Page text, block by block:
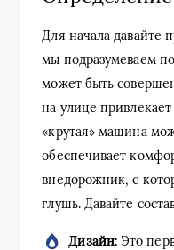
Для начала давайте
мы подразумеваем
может быть
на улице
«крутая» машина
обеспечивает
внедорожник, с
глушь. Давайте
Дизайн:Это